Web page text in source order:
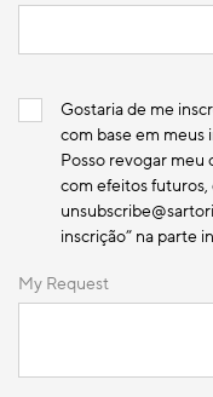
Gostaria de me
com base em meus
Posso revogar
com efeitos
inscrição” na parte
My Request